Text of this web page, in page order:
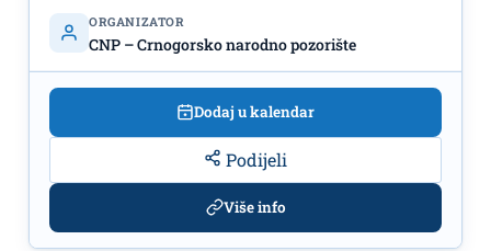
ORGANIZATOR
CNP – Crnogorsko narodno pozorište
Dodaj u kalendar
Podijeli
Više info